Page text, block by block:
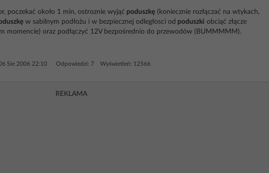
poczekać około 1 min, ostroznie wyjąć poduszkę (koniecznie rozłączać na wtykach,
w sabilnym podłożu i w bezpiecznej odległosci od poduszki obciąć złącze
momencie) oraz podłączyć 12V bezpośrednio do przewodów (BUMMMMM).
Sie 2006 22:10 Odpowiedzi: 7 Wyświetleń: 12566
REKLAMA